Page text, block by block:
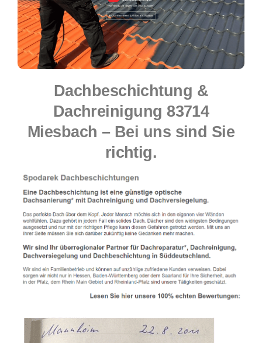
Dachbeschichtung &
Dachreinigung 83714
Miesbach – Bei uns sind Sie
richtig.